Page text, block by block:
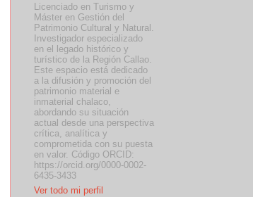
Licenciado en Turismo y
Máster en Gestión del
Patrimonio Cultural y Natural.
Investigador especializado
en el legado histórico y
turístico de la Región Callao.
Este espacio está dedicado
a la difusión y promoción del
patrimonio material e
inmaterial chalaco,
abordando su situación
actual desde una perspectiva
crítica, analítica y
comprometida con su puesta
en valor. Código ORCID:
https://orcid.org/0000-0002-
6435-3433
Ver todo mi perfil